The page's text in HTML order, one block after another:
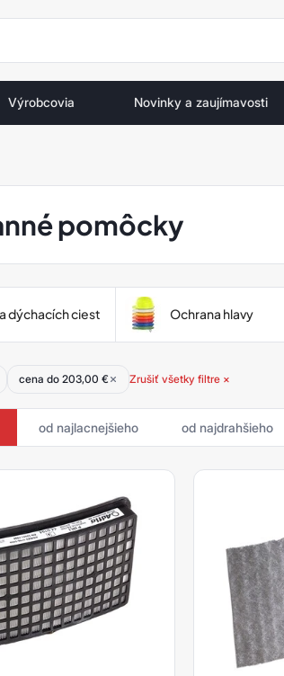
Výrobcovia Novinky a zaujímavosti
pomôcky
dýchacích ciest Ochrana hlavy
cena do 203,00 € Zrušiť všetky filtre ×
od najlacnejšieho od najdrahšieho